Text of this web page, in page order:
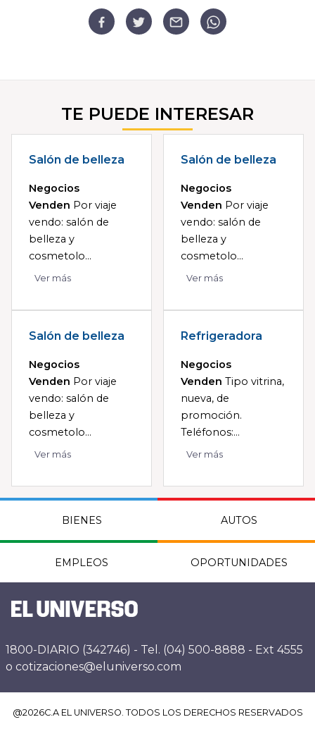
TE PUEDE INTERESAR
Salón de belleza
Negocios
Venden Por viaje
vendo: salón de
belleza y
cosmetolo...
Ver más
Salón de belleza
Negocios
Venden Por viaje
vendo: salón de
belleza y
cosmetolo...
Ver más
Salón de belleza
Negocios
Venden Por viaje
vendo: salón de
belleza y
cosmetolo...
Ver más
Refrigeradora
Negocios
Venden Tipo vitrina,
nueva, de
promoción.
Teléfonos:...
Ver más
BIENES AUTOS
EMPLEOS OPORTUNIDADES
1800-DIARIO (342746) - Tel. (04) 500-8888 - Ext 4555
o cotizaciones@eluniverso.com
@2026C.A EL UNIVERSO. TODOS LOS DERECHOS RESERVADOS